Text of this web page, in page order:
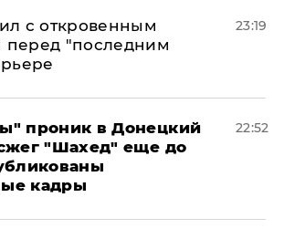
с откровенным
перед "последним
23:19
проник в Донецкий
"Шахед" еще до
кадры
22:52